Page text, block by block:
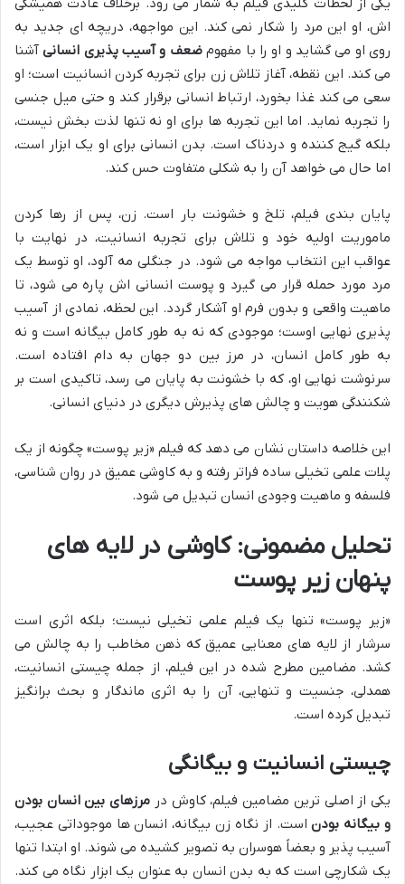
اش، او این مرد را شکار نمی کند. این مواجهه، دریچه ای جدید به
روی او می گشاید و او را با مفهومضعف و آسیب پذیری انسانیآشنا
می کند. این نقطه، آغاز تلاش زن برای تجربه کردن انسانیت است؛ او
سعی می کند غذا بخورد، ارتباط انسانی برقرار کند و حتی میل جنسی
را تجربه نماید. اما این تجربه ها برای او نه تنها لذت بخش نیست،
بلکه گیج کننده و دردناک است. بدن انسانی برای او یک ابزار است،
اما حال می خواهد آن را به شکلی متفاوت حس کند.
پایان بندی فیلم، تلخ و خشونت بار است. زن، پس از رها کردن
ماموریت اولیه خود و تلاش برای تجربه انسانیت، در نهایت با
عواقب این انتخاب مواجه می شود. در جنگلی مه آلود، او توسط یک
مرد مورد حمله قرار می گیرد و پوست انسانی اش پاره می شود، تا
ماهیت واقعی و بدون فرم او آشکار گردد. این لحظه، نمادی از آسیب
پذیری نهایی اوست؛ موجودی که نه به طور کامل بیگانه است و نه
به طور کامل انسان، در مرز بین دو جهان به دام افتاده است.
سرنوشت نهایی او، که با خشونت به پایان می رسد، تاکیدی است بر
شکنندگی هویت و چالش های پذیرش دیگری در دنیای انسانی.
این خلاصه داستان نشان می دهد که فیلم «زیر پوست» چگونه از یک
پلات علمی تخیلی ساده فراتر رفته و به کاوشی عمیق در روان شناسی،
فلسفه و ماهیت وجودی انسان تبدیل می شود.
تحلیل مضمونی: کاوشی در لایه های
پنهان زیر پوست
«زیر پوست» تنها یک فیلم علمی تخیلی نیست؛ بلکه اثری است
سرشار از لایه های معنایی عمیق که ذهن مخاطب را به چالش می
کشد. مضامین مطرح شده در این فیلم، از جمله چیستی انسانیت،
همدلی، جنسیت و تنهایی، آن را به اثری ماندگار و بحث برانگیز
تبدیل کرده است.
چیستی انسانیت و بیگانگی
یکی از اصلی ترین مضامین فیلم، کاوش در مرزهای بین انسان بودن
و بیگانه بودناست. از نگاه زن بیگانه، انسان ها موجوداتی عجیب،
آسیب پذیر و بعضاً هوسران به تصویر کشیده می شوند. او ابتدا تنها
یک شکارچی است که به بدن انسان به عنوان یک ابزار نگاه می کند.